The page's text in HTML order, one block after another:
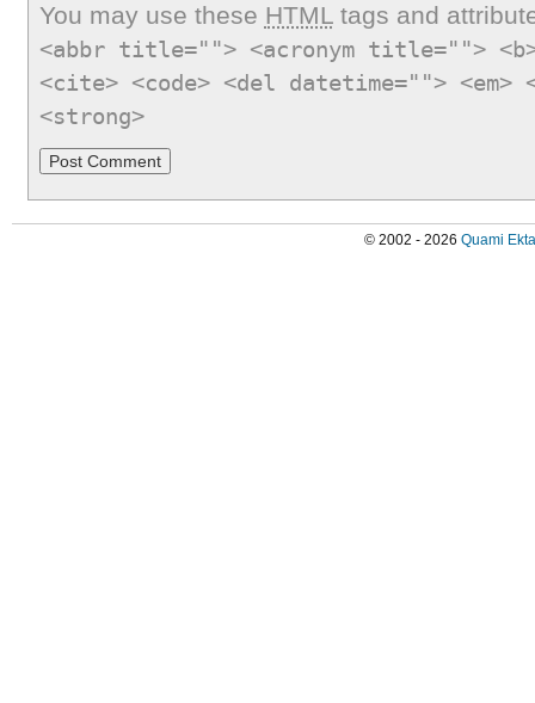
You may use these HTMLtags and
<abbr title=""> <acronym title="">
<cite> <code> <del datetime="">
<strong>
© 2002 - 2026 Quami